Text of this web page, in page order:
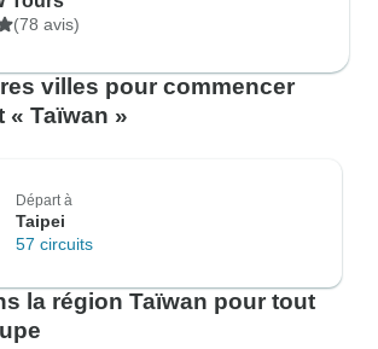
(78 avis)
villes pour commencer
Taïwan »
Départ à
Taipei
57 circuits
la région Taïwan pour tout